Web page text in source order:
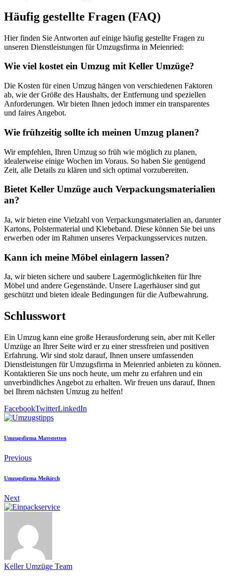
Häufig gestellte Fragen (FAQ)
Hier finden Sie Antworten auf einige häufig gestellte Fragen zu
unseren Dienstleistungen für Umzugsfirma in Meienried:
Wie viel kostet ein Umzug mit Keller Umzüge?
Die Kosten für einen Umzug hängen von verschiedenen Faktoren
ab, wie der Größe des Haushalts, der Entfernung und speziellen
Anforderungen. Wir bieten Ihnen jedoch immer ein transparentes
und faires Angebot.
Wie frühzeitig sollte ich meinen Umzug planen?
Wir empfehlen, Ihren Umzug so früh wie möglich zu planen,
idealerweise einige Wochen im Voraus. So haben Sie genügend
Zeit, alle Details zu klären und sich optimal vorzubereiten.
Bietet Keller Umzüge auch Verpackungsmaterialien
an?
Ja, wir bieten eine Vielzahl von Verpackungsmaterialien an, darunter
Kartons, Polstermaterial und Klebeband. Diese können Sie bei uns
erwerben oder im Rahmen unseres Verpackungsservices nutzen.
Kann ich meine Möbel einlagern lassen?
Ja, wir bieten sichere und saubere Lagermöglichkeiten für Ihre
Möbel und andere Gegenstände. Unsere Lagerhäuser sind gut
geschützt und bieten ideale Bedingungen für die Aufbewahrung.
Schlusswort
Ein Umzug kann eine große Herausforderung sein, aber mit Keller
Umzüge an Ihrer Seite wird er zu einer stressfreien und positiven
Erfahrung. Wir sind stolz darauf, Ihnen unsere umfassenden
Dienstleistungen für Umzugsfirma in Meienried anbieten zu können.
Kontaktieren Sie uns noch heute, um mehr zu erfahren und ein
unverbindliches Angebot zu erhalten. Wir freuen uns darauf, Ihnen
bei Ihrem nächsten Umzug zu helfen!
FacebookTwitterLinkedIn
Umzugsfirma Mattstetten
Previous
Umzugsfirma Meikirch
Next
Keller Umzüge Team